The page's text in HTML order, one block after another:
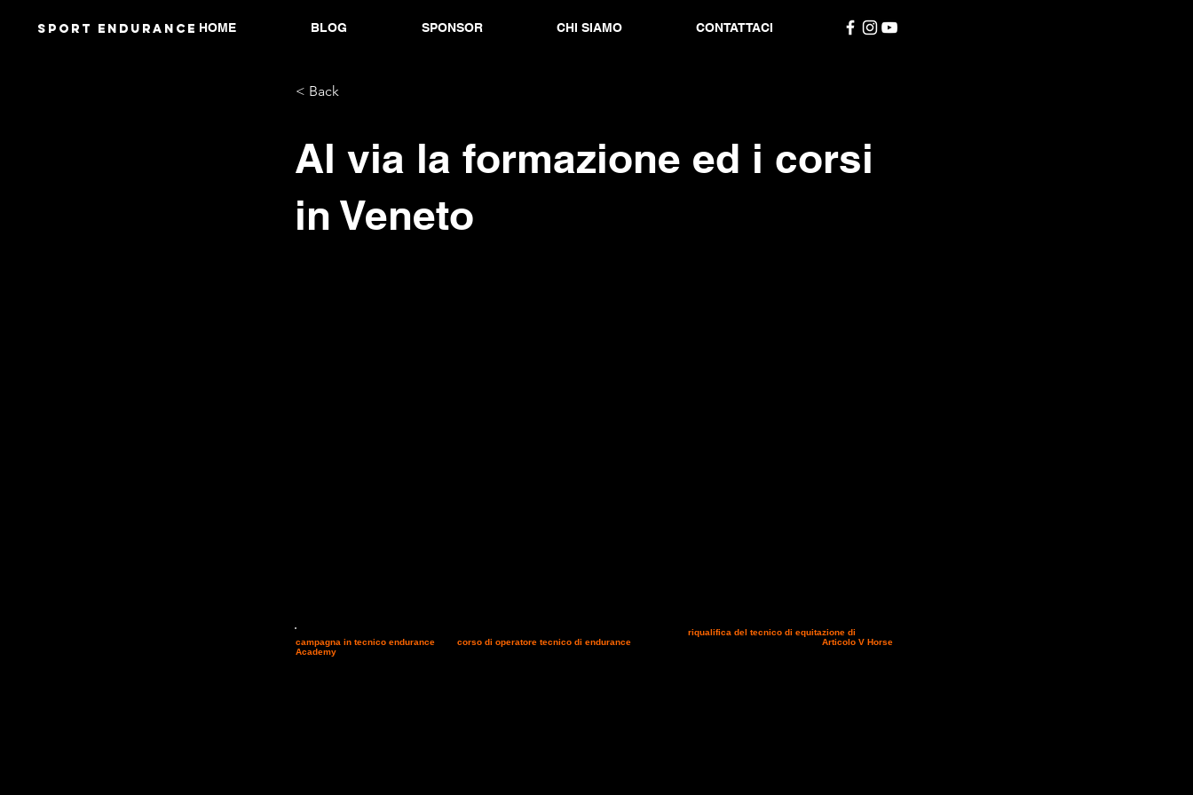
Sport endurANCE HOME BLOG SPONSOR CHI SIAMO CONTATTACI
< Back
Al via la formazione ed i corsi
in Veneto
Riceviamo e pubblichiamo la notizia riguardante la partenza in Veneto dei corsi di formazione di riqualifica del tecnico di equitazione di
campagna in tecnico endurance
corso di operatore tecnico di endurance
Articolo V Horse
Academy